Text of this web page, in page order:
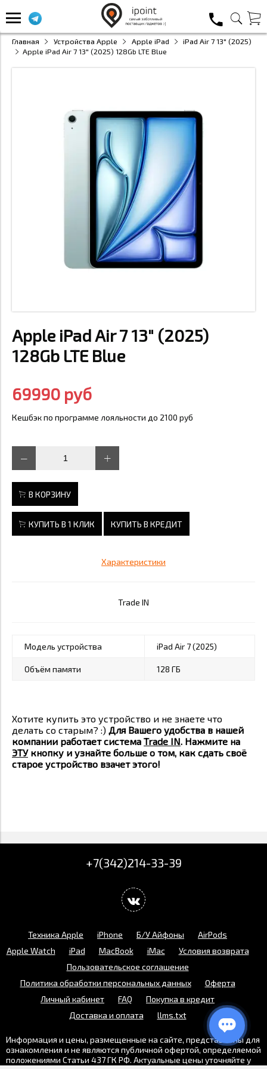
Главная Устройства Apple Apple iPad
iPad Air 7 13" (2025)
Apple iPad Air 7 13" (2025) 128Gb LTE Blue
Apple iPad Air 7 13" (2025)
128Gb LTE Blue
69990 руб
Кешбэк по программе лояльности до 2100 руб
В КОРЗИНУ
КУПИТЬ В 1 КЛИК КУПИТЬ В КРЕДИТ
Характеристики
Trade IN
Модель устройства iPad Air 7 (2025)
Объём памяти 128 ГБ
Хотите купить это устройство и не знаете что
делать со старым? :) Для Вашего удобства в нашей
компании работает система Trade IN. Нажмите на
ЭТУкнопку и узнайте больше о том, как сдать своё
старое устройство взачет этого!
+7(342)214-33-39
Техника Apple iPhone Б/У Айфоны
AirPods
Apple Watch
iPad MacBook iMac
Условия возврата
Пользовательское соглашение
Политика обработки персональных данных
Оферта
Личный кабинет
FAQ
Покупка в кредит
Доставка и оплата
llms.txt
Информация и цены, размещенные на сайте, представлены для
ознакомления и не являются публичной офертой, определяемой
положениями Статьи 437 ГК РФ. Актуальные цены уточняйте у